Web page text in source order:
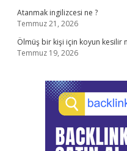
Atanmak ingilizcesi ne ?
Temmuz 21, 2026
Ölmüş bir kişi için koyun kesilir
Temmuz 19, 2026